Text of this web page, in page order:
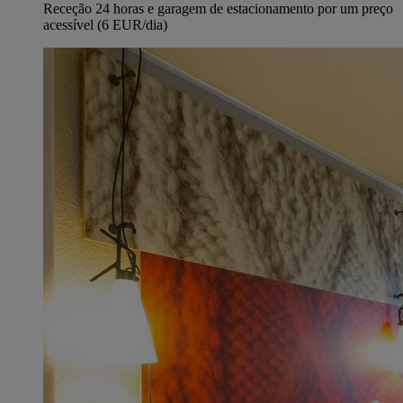
Receção 24 horas e garagem de estacionamento por um preço
acessível (6 EUR/dia)